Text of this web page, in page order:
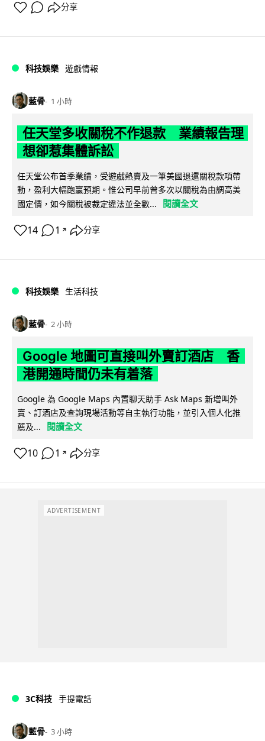
分享
科技娛樂 遊戲情報
藍骨 1 小時
任天堂多收關稅不作退款 業績報告理
想卻惹集體訴訟
任天堂公布首季業績，受遊戲熱賣及一筆美國退還關稅款項帶
動，盈利大幅跑贏預期。惟公司早前曾多次以關稅為由調高美
國定價，如今關稅被裁定違法並全數...
閱讀全文
14 1 ↗ 分享
科技娛樂 生活科技
藍骨 2 小時
Google 地圖可直接叫外賣訂酒店 香
港開通時間仍未有着落
Google 為 Google Maps 內置聊天助手 Ask Maps 新增叫外
賣、訂酒店及查詢現場活動等自主執行功能，並引入個人化推
薦及...
閱讀全文
10 1 ↗ 分享
ADVERTISEMENT
3C科技 手提電話
藍骨 3 小時